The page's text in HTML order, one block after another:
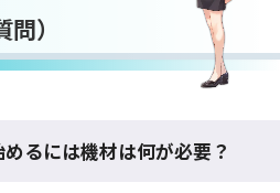
）
るには機材は何が必要？